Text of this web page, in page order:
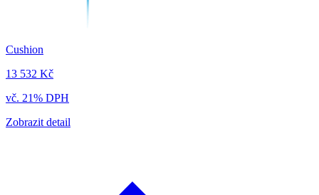
Cushion
13 532 Kč
vč. 21% DPH
Zobrazit detail